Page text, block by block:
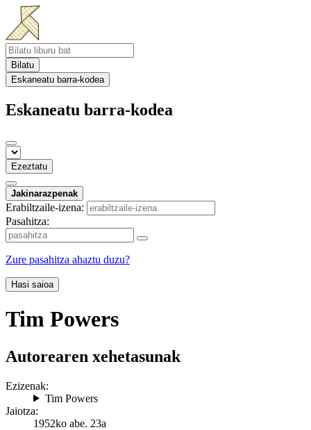
Bilatu
Eskaneatu barra-kodea
Eskaneatu barra-kodea
Ezeztatu
Jakinarazpenak
Erabiltzaile-izena:
Pasahitza:
Zure pasahitza ahaztu duzu?
Hasi saioa
Tim Powers
Autorearen xehetasunak
Ezizenak:
Tim Powers
Jaiotza:
1952ko abe. 23a